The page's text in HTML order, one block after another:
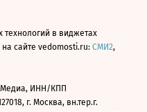
в виджетах
сайте vedomosti.ru: СМИ2,
ИНН/КПП
г. Москва, вн.тер.г.